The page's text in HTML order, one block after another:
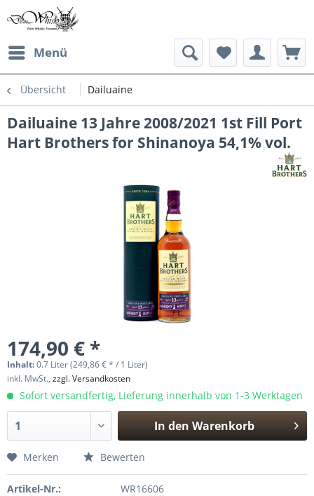
Menü
Übersicht Dailuaine
Dailuaine 13 Jahre 2008/2021 1st Fill Port
Hart Brothers for Shinanoya 54,1% vol.
174,90 € *
Inhalt:0.7 Liter (249,86 € * / 1 Liter)
inkl. MwSt., zzgl. Versandkosten
Sofort versandfertig, Lieferung innerhalb von 1-3 Werktagen
In den Warenkorb
Merken Bewerten
Artikel-Nr.:
WR16606